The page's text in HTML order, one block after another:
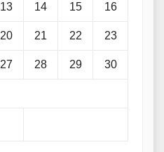
13 14 15 16
20 21 22 23
27 28 29 30